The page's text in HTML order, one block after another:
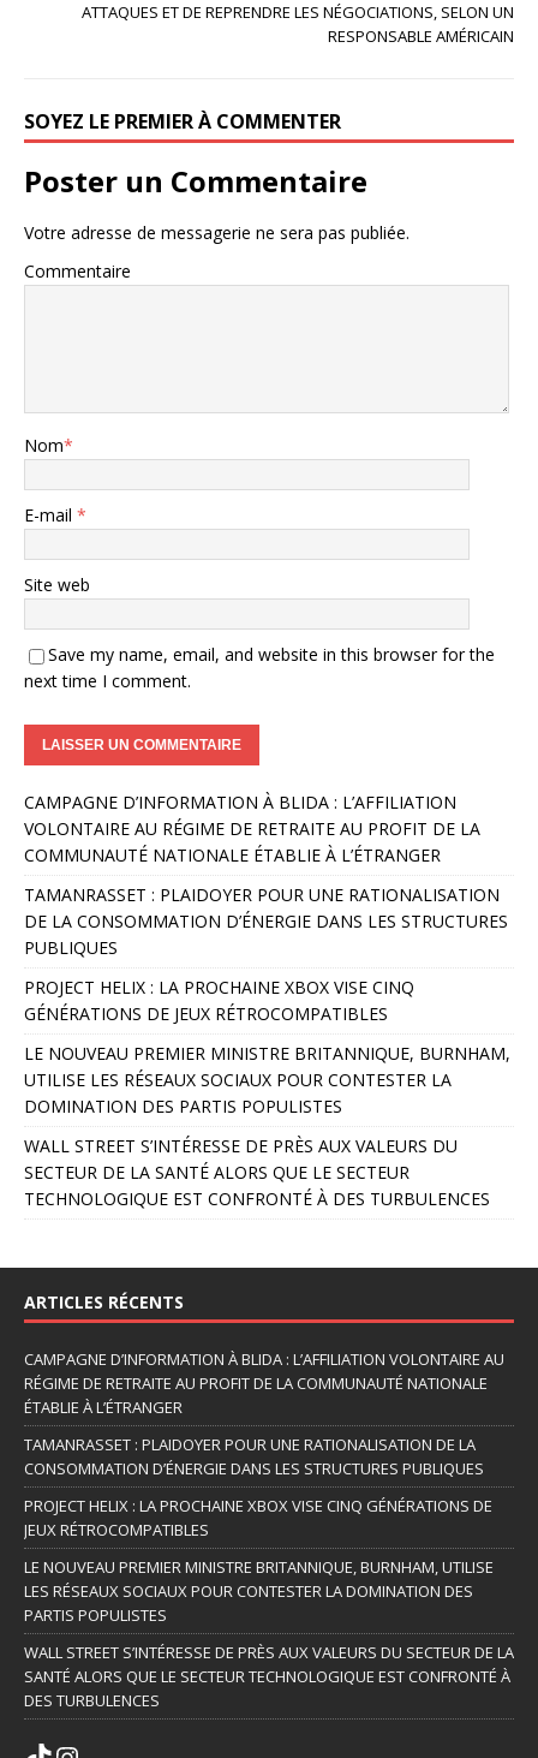
ATTAQUES ET DE REPRENDRE LES NÉGOCIATIONS, SELON UN
RESPONSABLE AMÉRICAIN
SOYEZ LE PREMIER À COMMENTER
Poster un Commentaire
Votre adresse de messagerie ne sera pas publiée.
Commentaire
Nom*
E-mail *
Site web
Save my name, email, and website in this browser for the
next time I comment.
l
t
e
r
n
a
t
i
v
e
:
CAMPAGNE D’INFORMATION À BLIDA : L’AFFILIATION
VOLONTAIRE AU RÉGIME DE RETRAITE AU PROFIT DE LA
COMMUNAUTÉ NATIONALE ÉTABLIE À L’ÉTRANGER
TAMANRASSET : PLAIDOYER POUR UNE RATIONALISATION
DE LA CONSOMMATION D’ÉNERGIE DANS LES STRUCTURES
PUBLIQUES
PROJECT HELIX : LA PROCHAINE XBOX VISE CINQ
GÉNÉRATIONS DE JEUX RÉTROCOMPATIBLES
LE NOUVEAU PREMIER MINISTRE BRITANNIQUE, BURNHAM,
UTILISE LES RÉSEAUX SOCIAUX POUR CONTESTER LA
DOMINATION DES PARTIS POPULISTES
WALL STREET S’INTÉRESSE DE PRÈS AUX VALEURS DU
SECTEUR DE LA SANTÉ ALORS QUE LE SECTEUR
TECHNOLOGIQUE EST CONFRONTÉ À DES TURBULENCES
ARTICLES RÉCENTS
CAMPAGNE D’INFORMATION À BLIDA : L’AFFILIATION VOLONTAIRE AU
RÉGIME DE RETRAITE AU PROFIT DE LA COMMUNAUTÉ NATIONALE
ÉTABLIE À L’ÉTRANGER
TAMANRASSET : PLAIDOYER POUR UNE RATIONALISATION DE LA
CONSOMMATION D’ÉNERGIE DANS LES STRUCTURES PUBLIQUES
PROJECT HELIX : LA PROCHAINE XBOX VISE CINQ GÉNÉRATIONS DE
JEUX RÉTROCOMPATIBLES
LE NOUVEAU PREMIER MINISTRE BRITANNIQUE, BURNHAM, UTILISE
LES RÉSEAUX SOCIAUX POUR CONTESTER LA DOMINATION DES
PARTIS POPULISTES
WALL STREET S’INTÉRESSE DE PRÈS AUX VALEURS DU SECTEUR DE LA
SANTÉ ALORS QUE LE SECTEUR TECHNOLOGIQUE EST CONFRONTÉ À
DES TURBULENCES